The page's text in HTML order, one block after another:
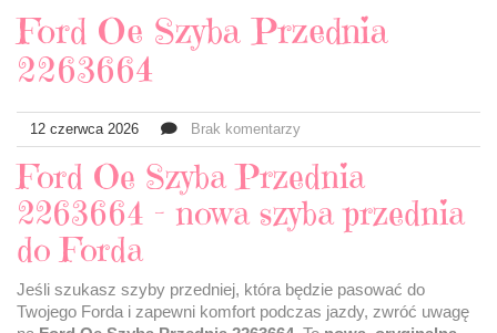
Ford Oe Szyba Przednia
2263664
12 czerwca 2026 Brak komentarzy
Ford Oe Szyba Przednia
2263664 – nowa szyba przednia
do Forda
Jeśli szukasz szyby przedniej, która będzie pasować do
Twojego Forda i zapewni komfort podczas jazdy, zwróć uwagę